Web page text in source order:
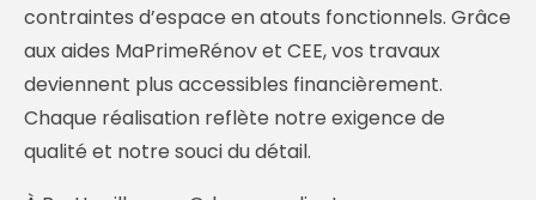
contraintes d’espace en atouts fonctionnels. Grâce
aux aides MaPrimeRénov et CEE, vos travaux
deviennent plus accessibles financièrement.
Chaque réalisation reflète notre exigence de
qualité et notre souci du détail.